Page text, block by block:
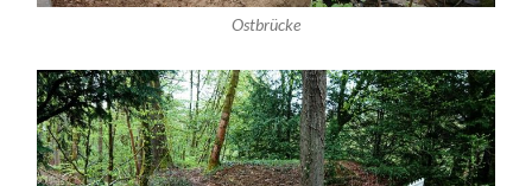
Ostbrücke